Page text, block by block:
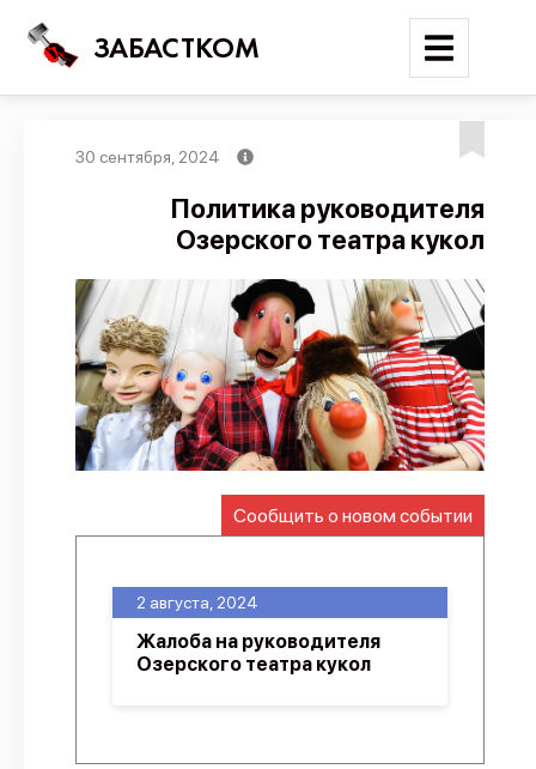
ЗАБАСТКОМ
Поиск
Новости
Карта событий
Трудовые конфликты
Отчеты
Предложить публикацию
API
Политика конфиденциальности
30 сентября, 2024
Политика руководителя
Озерского театра кукол
Сообщить о новом событии
2 августа, 2024
Жалоба на руководителя
Озерского театра кукол